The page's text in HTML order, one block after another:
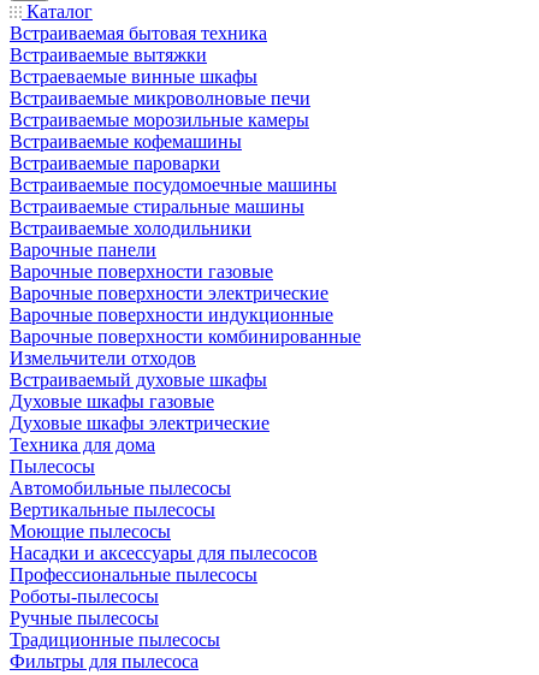
Каталог
Встраиваемая бытовая техника
Встраиваемые вытяжки
Встраеваемые винные шкафы
Встраиваемые микроволновые печи
Встраиваемые морозильные камеры
Встраиваемые кофемашины
Встраиваемые пароварки
Встраиваемые посудомоечные машины
Встраиваемые стиральные машины
Встраиваемые холодильники
Варочные панели
Варочные поверхности газовые
Варочные поверхности электрические
Варочные поверхности индукционные
Варочные поверхности комбинированные
Измельчители отходов
Встраиваемый духовые шкафы
Духовые шкафы газовые
Духовые шкафы электрические
Техника для дома
Пылесосы
Автомобильные пылесосы
Вертикальные пылесосы
Моющие пылесосы
Насадки и аксессуары для пылесосов
Профессиональные пылесосы
Роботы-пылесосы
Ручные пылесосы
Традиционные пылесосы
Фильтры для пылесоса